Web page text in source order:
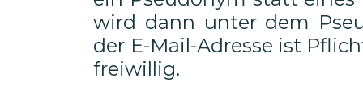
wird dann unter dem
der E-Mail-Adresse ist
freiwillig.